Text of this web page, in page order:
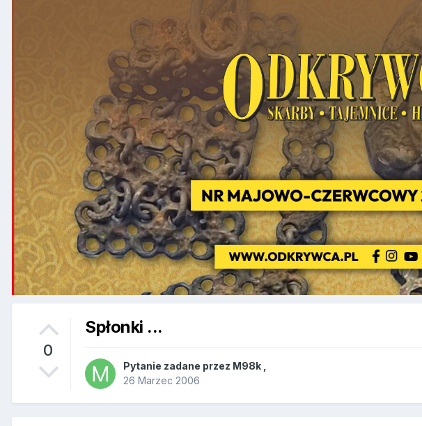
0
Spłonki ...
Pytanie zadane przez M98k
26 Marzec 2006